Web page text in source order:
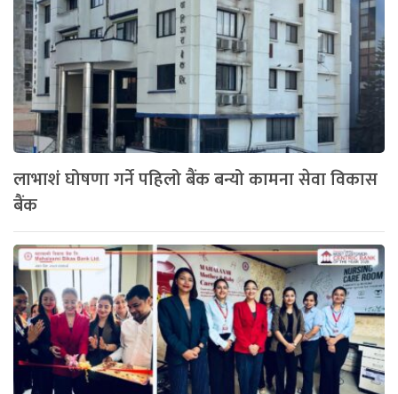
लाभाशं घोषणा गर्ने पहिलो बैंक बन्यो कामना सेवा विकास
बैंक